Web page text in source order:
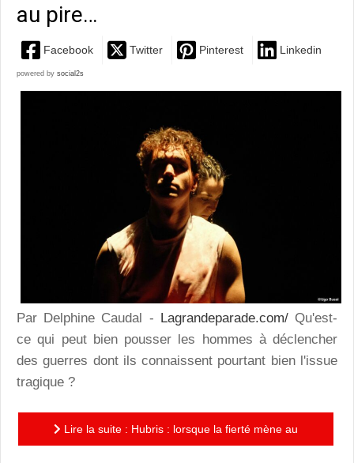
au pire…
Facebook Twitter Pinterest Linkedin
powered by social2s
Par Delphine Caudal - Lagrandeparade.com/Qu'est-
ce qui peut bien pousser les hommes à déclencher
des guerres dont ils connaissent pourtant bien l'issue
tragique ?
Lire la suite : Hubris : lorsque la fierté mène au